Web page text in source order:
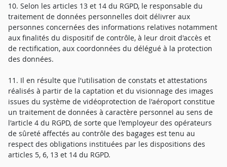
10. Selon les articles 13 et 14 du RGPD, le responsable du
traitement de données personnelles doit délivrer aux
personnes concernées des informations relatives notamment
aux finalités du dispositif de contrôle, à leur droit d'accès et
de rectification, aux coordonnées du délégué à la protection
des données.
11. Il en résulte que l'utilisation de constats et attestations
réalisés à partir de la captation et du visionnage des images
issues du système de vidéoprotection de l'aéroport constitue
un traitement de données à caractère personnel au sens de
l'article 4 du RGPD, de sorte que l'employeur des opérateurs
de sûreté affectés au contrôle des bagages est tenu au
respect des obligations instituées par les dispositions des
articles 5, 6, 13 et 14 du RGPD.